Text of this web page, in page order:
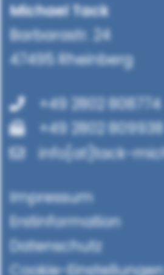
Michael Tack
Barbarastr. 24
47495 Rheinberg
+49 2802 808774
+49 2802 809938
info[at]tack-
Impressum
Erstinformation
Datenschutz
Cookie-Einstellungen